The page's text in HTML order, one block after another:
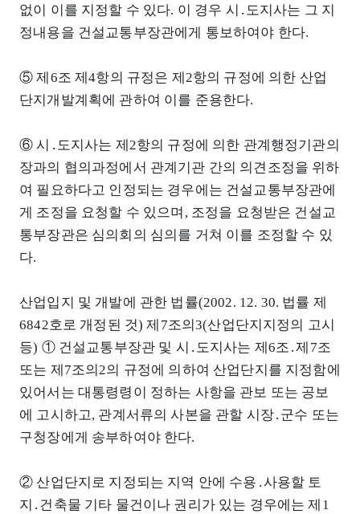
없이 이를 지정할 수 있다. 이 경우 시․도지사는 그 지
정내용을 건설교통부장관에게 통보하여야 한다.
⑤ 제6조 제4항의 규정은 제2항의 규정에 의한 산업
단지개발계획에 관하여 이를 준용한다.
⑥ 시․도지사는 제2항의 규정에 의한 관계행정기관의
장과의 협의과정에서 관계기관 간의 의견조정을 위하
여 필요하다고 인정되는 경우에는 건설교통부장관에
게 조정을 요청할 수 있으며, 조정을 요청받은 건설교
통부장관은 심의회의 심의를 거쳐 이를 조정할 수 있
다.
산업입지 및 개발에 관한 법률(2002. 12. 30. 법률 제
6842호로 개정된 것) 제7조의3(산업단지지정의 고시
등) ① 건설교통부장관 및 시․도지사는 제6조․제7조
또는 제7조의2의 규정에 의하여 산업단지를 지정함에
있어서는 대통령령이 정하는 사항을 관보 또는 공보
에 고시하고, 관계서류의 사본을 관할 시장․군수 또는
구청장에게 송부하여야 한다.
② 산업단지로 지정되는 지역 안에 수용․사용할 토
지․건축물 기타 물건이나 권리가 있는 경우에는 제1